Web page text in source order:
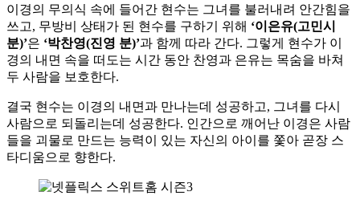
이경의 무의식 속에 들어간 현수는 그녀를 불러내려 안간힘을
쓰고, 무방비 상태가 된 현수를 구하기 위해 ‘이은유(고민시
분)’은 ‘박찬영(진영 분)’과 함께 따라 간다. 그렇게 현수가 이
경의 내면 속을 떠도는 시간 동안 찬영과 은유는 목숨을 바쳐
두 사람을 보호한다.
결국 현수는 이경의 내면과 만나는데 성공하고, 그녀를 다시
사람으로 되돌리는데 성공한다. 인간으로 깨어난 이경은 사람
들을 괴물로 만드는 능력이 있는 자신의 아이를 쫓아 곧장 스
타디움으로 향한다.